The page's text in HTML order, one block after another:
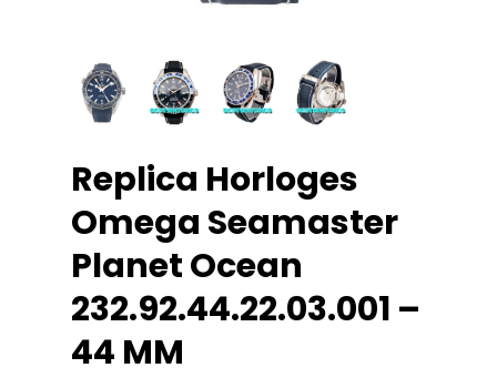
Replica Horloges
Omega Seamaster
Planet Ocean
232.92.44.22.03.001 –
44 MM